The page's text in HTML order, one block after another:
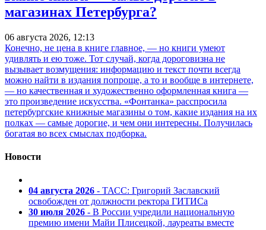
магазинах Петербурга?
06 августа 2026, 12:13
Конечно, не цена в книге главное, — но книги умеют
удивлять и ею тоже. Тот случай, когда дороговизна не
вызывает возмущения: информацию и текст почти всегда
можно найти в издания попроще, а то и вообще в интернете,
— но качественная и художественно оформленная книга —
это произведение искусства. «Фонтанка» расспросила
петербургские книжные магазины о том, какие издания на их
полках — самые дорогие, и чем они интересны. Получилась
богатая во всех смыслах подборка.
Новости
04 августа 2026 - ТАСС: Григорий Заславский
освобожден от должности ректора ГИТИСа
30 июля 2026 - В России учредили национальную
премию имени Майи Плисецкой, лауреаты вместе